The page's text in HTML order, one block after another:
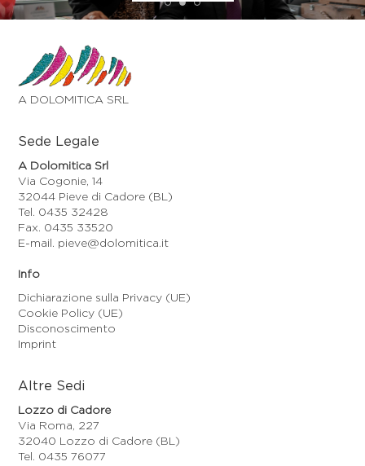
1 2 3
A DOLOMITICA SRL
Sede Legale
A Dolomitica Srl
Via Cogonie, 14
32044 Pieve di Cadore (BL)
Tel. 0435 32428
Fax. 0435 33520
E-mail. pieve@dolomitica.it
Info
Dichiarazione sulla Privacy (UE)
Cookie Policy (UE)
Disconoscimento
Imprint
Altre Sedi
Lozzo di Cadore
Via Roma, 227
32040 Lozzo di Cadore (BL)
Tel. 0435 76077